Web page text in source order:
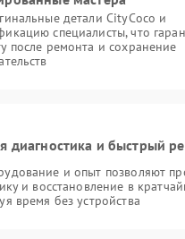
детали CityCoco и
специалисты, что
после ремонта и сохранение
диагностика и быстрый
и опыт позволяют
и восстановление в
время без устройства